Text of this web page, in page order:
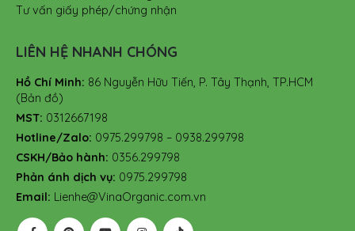
Tư vấn giấy phép/chứng nhận
LIÊN HỆ NHANH CHÓNG
Hồ Chí Minh: 86 Nguyễn Hữu Tiến, P. Tây Thạnh, TP.HCM
(Bản đồ)
MST: 0312667198
Hotline/Zalo: 0975.299798 – 0938.299798
CSKH/Bảo hành: 0356.299798
Phản ánh dịch vụ: 0975.299798
Email: Lienhe@VinaOrganic.com.vn